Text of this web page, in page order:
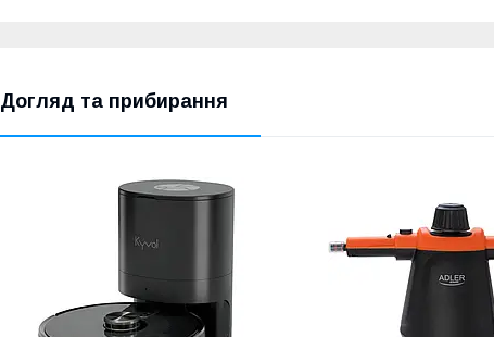
Догляд та прибирання